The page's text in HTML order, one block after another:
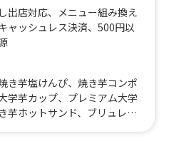
出店対応、
メニュー組み換え
ャッシュレス決済、 500円以
き芋塩けんぴ、焼き芋コンポ
学芋カップ、プレミアム大学
芋ホットサンド、ブリュレカ